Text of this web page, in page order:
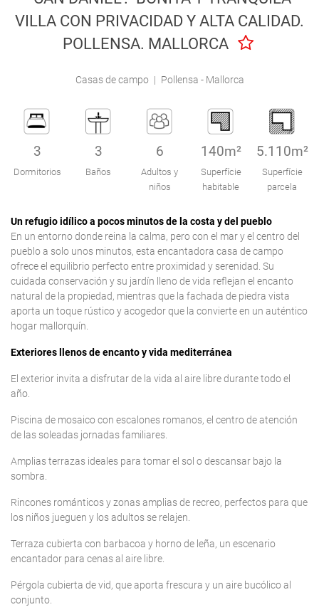
Engel & Völkers Holiday Villas
Atención al Cliente
VILLA CON PRIVACIDAD Y ALTA CALIDAD.
POLLENSA. MALLORCA
Casas de campo | Pollensa - Mallorca
3
Dormitorios
3
Baños
6
Adultos y
niños
140m²
Superfície
habitable
5.110m²
Superfície
parcela
Un refugio idílico a pocos minutos de la costa y del pueblo
En un entorno donde reina la calma, pero con el mar y el centro del
pueblo a solo unos minutos, esta encantadora casa de campo
ofrece el equilibrio perfecto entre proximidad y serenidad. Su
cuidada conservación y su jardín lleno de vida reflejan el encanto
natural de la propiedad, mientras que la fachada de piedra vista
aporta un toque rústico y acogedor que la convierte en un auténtico
hogar mallorquín.
Exteriores llenos de encanto y vida mediterránea
El exterior invita a disfrutar de la vida al aire libre durante todo el
año.
Piscina de mosaico con escalones romanos, el centro de atención
de las soleadas jornadas familiares.
Amplias terrazas ideales para tomar el sol o descansar bajo la
sombra.
Rincones románticos y zonas amplias de recreo, perfectos para que
los niños jueguen y los adultos se relajen.
Terraza cubierta con barbacoa y horno de leña, un escenario
encantador para cenas al aire libre.
Pérgola cubierta de vid, que aporta frescura y un aire bucólico al
conjunto.